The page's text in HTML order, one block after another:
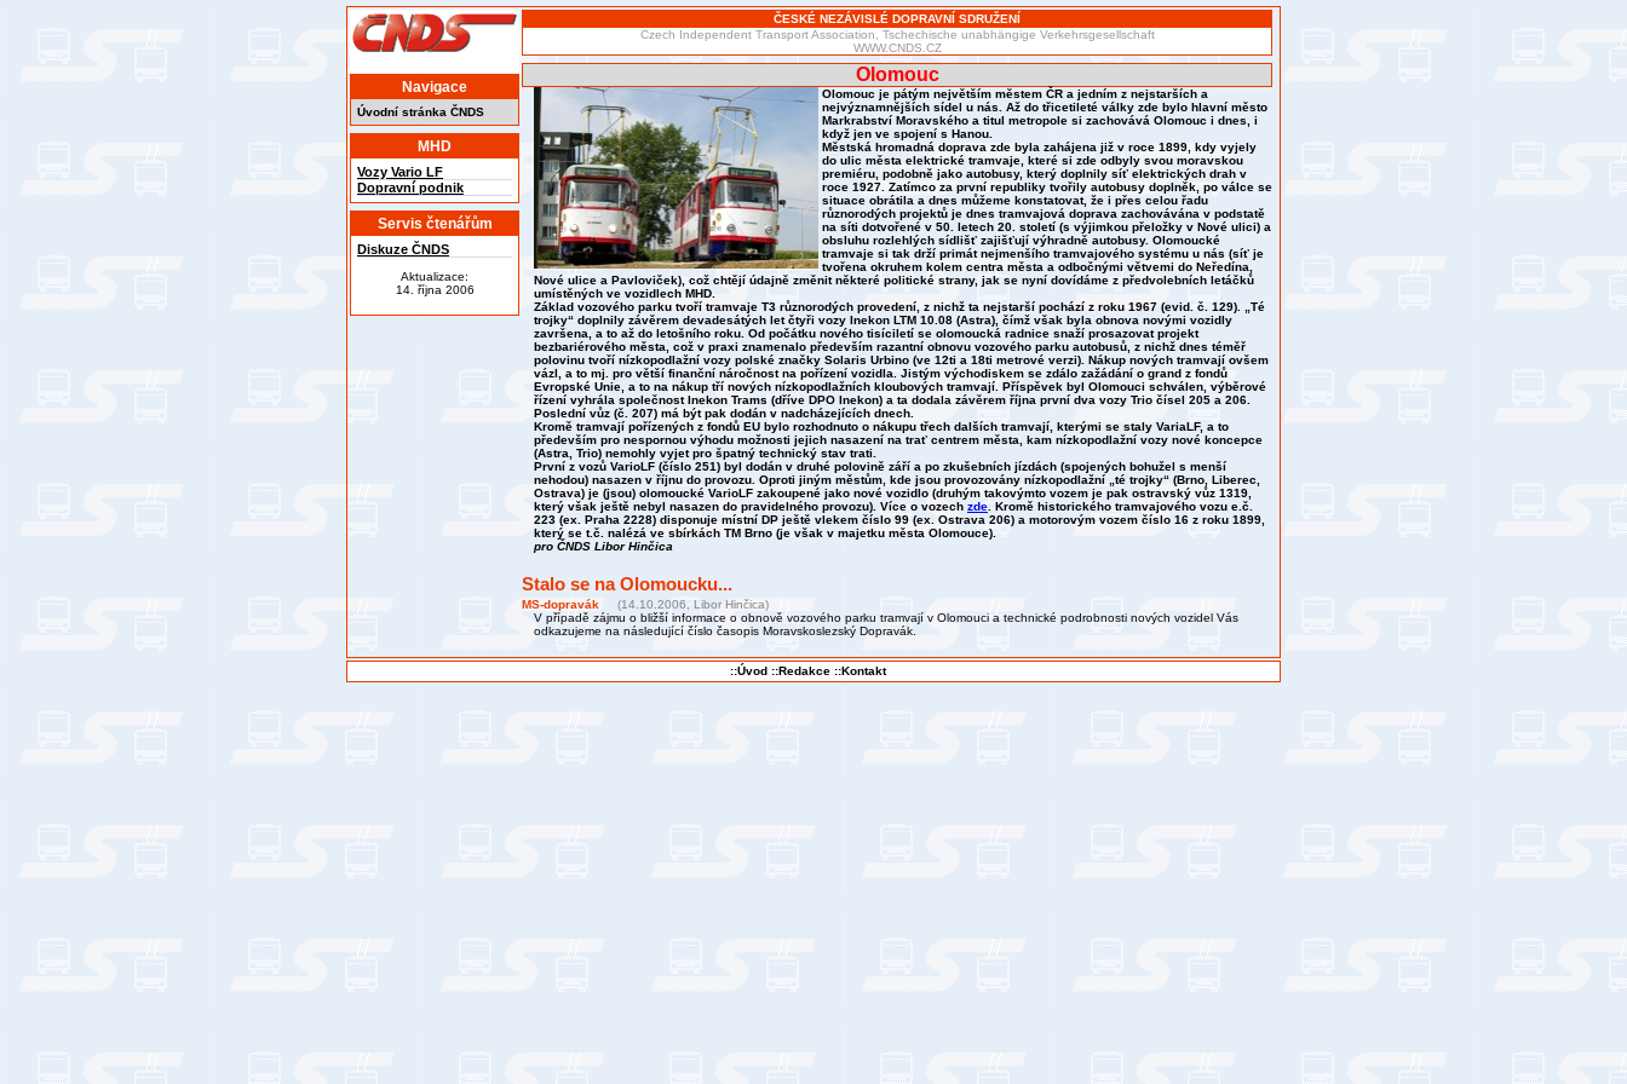
Navigace
Úvodní stránka ČNDS
MHD
Vozy Vario LF
Dopravní podnik
Servis čtenářům
Diskuze ČNDS
Aktualizace:
14. října 2006
ČESKÉ NEZÁVISLÉ DOPRAVNÍ SDRUŽENÍ
Czech Independent Transport Association, Tschechische unabhängige Verkehrsgesellschaft
WWW.CNDS.CZ
Olomouc
Olomouc je pátým největším městem ČR a jedním z nejstarších a
nejvýznamnějších sídel u nás. Až do třicetileté války zde bylo hlavní město
Markrabství Moravského a titul metropole si zachovává Olomouc i dnes, i
když jen ve spojení s Hanou.
Městská hromadná doprava zde byla zahájena již v roce 1899, kdy vyjely
do ulic města elektrické tramvaje, které si zde odbyly svou moravskou
premiéru, podobně jako autobusy, který doplnily síť elektrických drah v
roce 1927. Zatímco za první republiky tvořily autobusy doplněk, po válce se
situace obrátila a dnes můžeme konstatovat, že i přes celou řadu
různorodých projektů je dnes tramvajová doprava zachovávána v podstatě
na síti dotvořené v 50. letech 20. století (s výjimkou přeložky v Nové ulici) a
obsluhu rozlehlých sídlišť zajišťují výhradně autobusy. Olomoucké
tramvaje si tak drží primát nejmenšího tramvajového systému u nás (síť je
tvořena okruhem kolem centra města a odbočnými větvemi do Neředína,
Nové ulice a Pavloviček), což chtějí údajně změnit některé politické strany, jak se nyní dovídáme z předvolebních letáčků
umístěných ve vozidlech MHD.
Základ vozového parku tvoří tramvaje T3 různorodých provedení, z nichž ta nejstarší pochází z roku 1967 (evid. č. 129). „Té
trojky“ doplnily závěrem devadesátých let čtyři vozy Inekon LTM 10.08 (Astra), čímž však byla obnova novými vozidly
završena, a to až do letošního roku. Od počátku nového tisíciletí se olomoucká radnice snaží prosazovat projekt
bezbariérového města, což v praxi znamenalo především razantní obnovu vozového parku autobusů, z nichž dnes téměř
polovinu tvoří nízkopodlažní vozy polské značky Solaris Urbino (ve 12ti a 18ti metrové verzi). Nákup nových tramvají ovšem
vázl, a to mj. pro větší finanční náročnost na pořízení vozidla. Jistým východiskem se zdálo zažádání o grand z fondů
Evropské Unie, a to na nákup tří nových nízkopodlažních kloubových tramvají. Příspěvek byl Olomouci schválen, výběrové
řízení vyhrála společnost Inekon Trams (dříve DPO Inekon) a ta dodala závěrem října první dva vozy Trio čísel 205 a 206.
Poslední vůz (č. 207) má být pak dodán v nadcházejících dnech.
Kromě tramvají pořízených z fondů EU bylo rozhodnuto o nákupu třech dalších tramvají, kterými se staly VariaLF, a to
především pro nespornou výhodu možnosti jejich nasazení na trať centrem města, kam nízkopodlažní vozy nové koncepce
(Astra, Trio) nemohly vyjet pro špatný technický stav trati.
První z vozů VarioLF (číslo 251) byl dodán v druhé polovině září a po zkušebních jízdách (spojených bohužel s menší
nehodou) nasazen v říjnu do provozu. Oproti jiným městům, kde jsou provozovány nízkopodlažní „té trojky“ (Brno, Liberec,
Ostrava) je (jsou) olomoucké VarioLF zakoupené jako nové vozidlo (druhým takovýmto vozem je pak ostravský vůz 1319,
který však ještě nebyl nasazen do pravidelného provozu). Více o vozech zde. Kromě historického tramvajového vozu e.č.
223 (ex. Praha 2228) disponuje místní DP ještě vlekem číslo 99 (ex. Ostrava 206) a motorovým vozem číslo 16 z roku 1899,
který se t.č. nalézá ve sbírkách TM Brno (je však v majetku města Olomouce).
pro ČNDS Libor Hinčica
Stalo se na Olomoucku...
MS-dopravák
(14.10.2006, Libor Hinčica)
V případě zájmu o bližší informace o obnově vozového parku tramvají v Olomouci a technické podrobnosti nových vozidel Vás
odkazujeme na následující číslo časopis Moravskoslezský Dopravák.
::Úvod ::Redakce ::Kontakt